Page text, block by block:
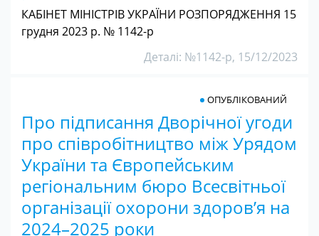
КАБІНЕТ МІНІСТРІВ УКРАЇНИ РОЗПОРЯДЖЕННЯ 15
грудня 2023 р. № 1142-р
Деталі: №1142-р, 15/12/2023
Про підписання Дворічної угоди
про співробітництво між Урядом
України та Європейським
регіональним бюро Всесвітньої
організації охорони здоров’я на
2024–2025 роки
ОПУБЛІКОВАНИЙ